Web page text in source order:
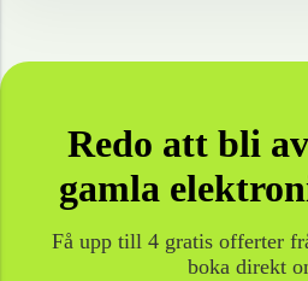
Redo att bli
gamla
Få upp till 4 gratis offerter
boka direkt